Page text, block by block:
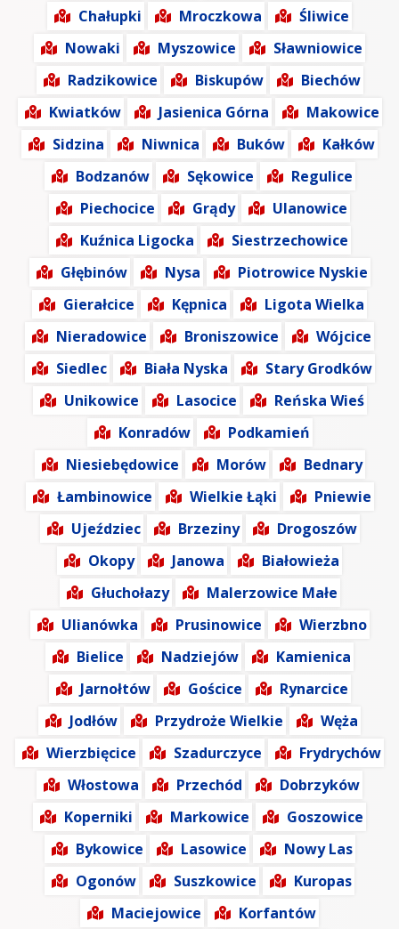
Chałupki Mroczkowa
Śliwice
Nowaki
Myszowice
Sławniowice
Radzikowice
Biskupów
Biechów
Kwiatków
Jasienica Górna
Makowice
Sidzina
Niwnica Buków
Kałków
Bodzanów
Sękowice
Regulice
Piechocice
Grądy
Ulanowice
Kuźnica Ligocka
Siestrzechowice
Głębinów
Nysa
Piotrowice Nyskie
Gierałcice
Kępnica
Ligota Wielka
Nieradowice
Broniszowice
Wójcice
Siedlec
Biała Nyska
Stary Grodków
Unikowice
Lasocice
Reńska Wieś
Konradów
Podkamień
Niesiebędowice
Morów
Bednary
Łambinowice
Wielkie Łąki
Pniewie
Ujeździec
Brzeziny
Drogoszów
Okopy
Janowa
Białowieża
Głuchołazy
Malerzowice Małe
Ulianówka
Prusinowice
Wierzbno
Bielice
Nadziejów
Kamienica
Jarnołtów
Gościce
Rynarcice
Jodłów
Przydroże Wielkie
Węża
Wierzbięcice
Szadurczyce
Frydrychów
Włostowa
Przechód
Dobrzyków
Koperniki
Markowice
Goszowice
Bykowice
Lasowice
Nowy Las
Ogonów
Suszkowice
Kuropas
Maciejowice
Korfantów